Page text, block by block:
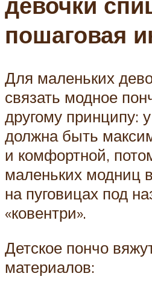
пошаговая
Для маленьких
связать модное
другому принципу:
должна быть
и комфортной,
маленьких модниц
на пуговицах под
«ковентри».
Детское пончо
материалов: